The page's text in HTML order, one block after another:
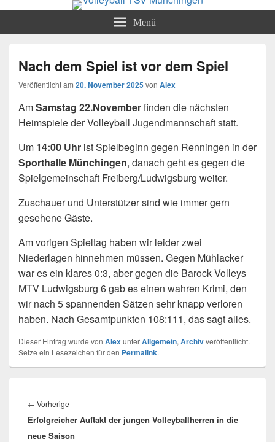
Volleyball TSV Münchingen
Menü
Nach dem Spiel ist vor dem Spiel
Veröffentlicht am 20. November 2025von Alex
AmSamstag 22.Novemberfinden die nächsten
Heimspiele der Volleyball Jugendmannschaft statt.
Um 14:00 Uhr ist Spielbeginn gegen Renningen in der
Sporthalle Münchingen, danach geht es gegen die
Spielgemeinschaft Freiberg/Ludwigsburg weiter.
Zuschauer und Unterstützer sind wie immer gern
gesehene Gäste.
Am vorigen Spieltag haben wir leider zwei
Niederlagen hinnehmen müssen. Gegen Mühlacker
war es ein klares 0:3, aber gegen die Barock Volleys
MTV Ludwigsburg 6 gab es einen wahren Krimi, den
wir nach 5 spannenden Sätzen sehr knapp verloren
haben. Nach Gesamtpunkten 108:111, das sagt alles.
Dieser Eintrag wurde von AlexunterAllgemein, Archivveröffentlicht.
Setze ein Lesezeichen für den Permalink.
← Vorherige
Beitrag:
Erfolgreicher Auftakt der jungen Volleyballherren in die
neue Saison